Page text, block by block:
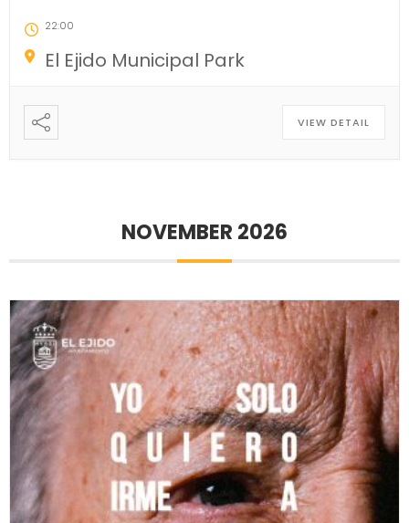
22:00
El Ejido Municipal Park
VIEW DETAIL
NOVEMBER 2026